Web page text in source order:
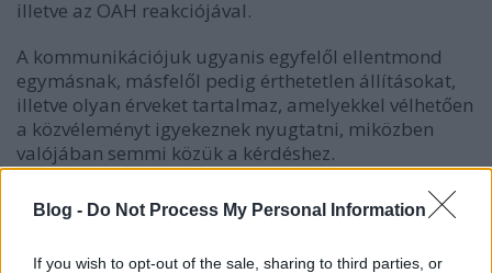
Blog - Do Not Process My Personal Information
If you wish to opt-out of the sale, sharing to third parties, or
illetve az OAH reakciójával.
A kommunikációjuk ugyanis egyfelől ellentmond
egymásnak, másfelől pedig érthetetlen állításokat,
illetve olyan érveket tartalmaz, amelyekkel vélhetően
a közvéleményt igyekeznek nyugtatni, miközben
valójában semmi közük a kérdéshez.
A cég és a hatóság közleményeiben található
ellentmondást részletesen kielemezte azatlatszo.hu